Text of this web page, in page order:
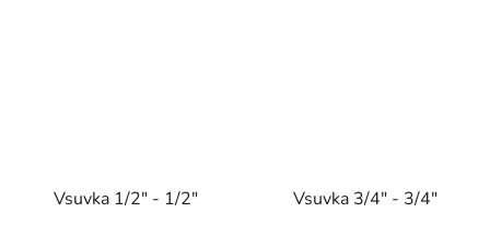
Vsuvka 1/2" - 1/2" Vsuvka 3/4" - 3/4"